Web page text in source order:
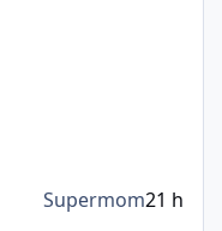
Supermom21 h